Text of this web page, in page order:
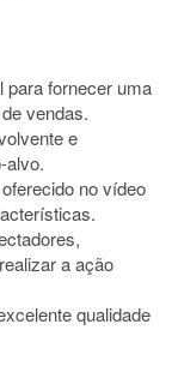
para fornecer uma
vendas.
e
alvo.
no vídeo
a ação
qualidade